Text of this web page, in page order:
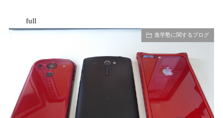
full
進学塾に関するブログ